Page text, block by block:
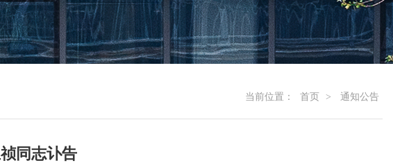
当前位置： 首页 > 通知公告
同志讣告